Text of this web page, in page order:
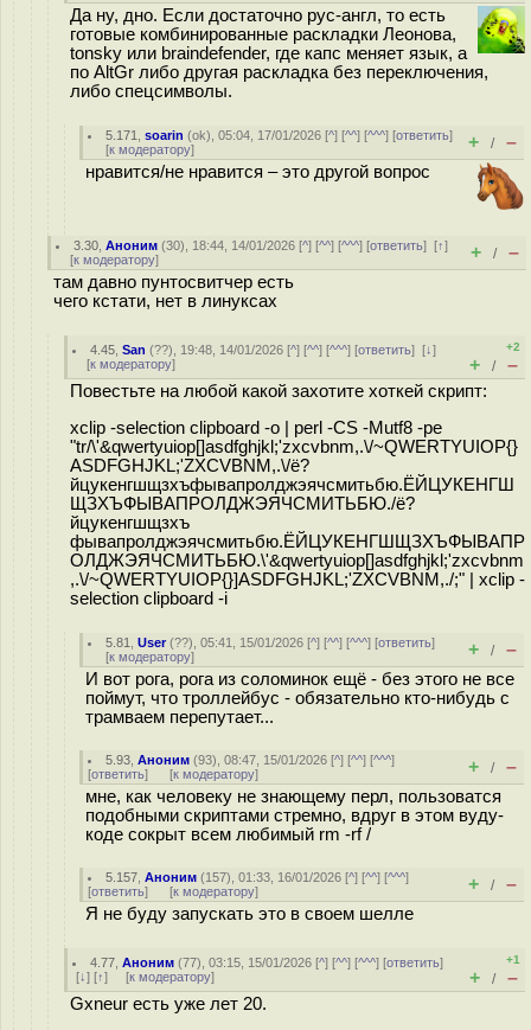
Да ну, дно. Если достаточно рус-англ, то есть
готовые комбинированные раскладки Леонова,
tonsky или braindefender, где капс меняет язык, а
по AltGr либо другая раскладка без переключения,
либо спецсимволы.
5.171 ,soarin (ok), 05:04, 17/01/2026 [^] [^^] [^^^] [ответить]
[к модератору] + / –
нравится/не нравится – это другой вопрос
3.30 ,Аноним (30), 18:44, 14/01/2026 [^] [^^] [^^^] [ответить][↑]
[к модератору] + / –
там давно пунтосвитчер есть
чего кстати, нет в линуксах
4.45 ,San (??), 19:48, 14/01/2026 [^] [^^] [^^^] [ответить][↓]
[к модератору]
+2
+ / –
Повестьте на любой какой захотите хоткей скрипт:
xclip -selection clipboard -o | perl -CS -Mutf8 -pe
"tr/\'&qwertyuiop[]asdfghjkl;'zxcvbnm,.\/~QWERTYUIOP{}
ASDFGHJKL;'ZXCVBNM,.\/ё?
йцукенгшщзхъфывапролджэячсмитьбю.ЁЙЦУКЕНГШ
ЩЗХЪФЫВАПРОЛДЖЭЯЧСМИТЬБЮ./ё?
йцукенгшщзхъ
фывапролджэячсмитьбю.ЁЙЦУКЕНГШЩЗХЪФЫВАПР
ОЛДЖЭЯЧСМИТЬБЮ.\'&qwertyuiop[]asdfghjkl;'zxcvbnm
,.\/~QWERTYUIOP{}]ASDFGHJKL;'ZXCVBNM,./;" | xclip -
selection clipboard -i
5.81 ,User(??), 05:41, 15/01/2026 [^] [^^] [^^^] [ответить]
[к модератору] + / –
И вот рога, рога из соломинок ещё - без этого не все
поймут, что троллейбус - обязательно кто-нибудь с
трамваем перепутает...
5.93 ,Аноним (93), 08:47, 15/01/2026 [^] [^^] [^^^]
[ответить] [к модератору] + / –
мне, как человеку не знающему перл, пользоватся
подобными скриптами стремно, вдруг в этом вуду-
коде сокрыт всем любимый rm -rf /
5.157 ,Аноним (157), 01:33, 16/01/2026 [^] [^^] [^^^]
[ответить] [к модератору] + / –
Я не буду запускать это в своем шелле
4.77 ,Аноним (77), 03:15, 15/01/2026 [^] [^^] [^^^] [ответить]
[↓] [↑] [к модератору]
+1
+ / –
Gxneur есть уже лет 20.